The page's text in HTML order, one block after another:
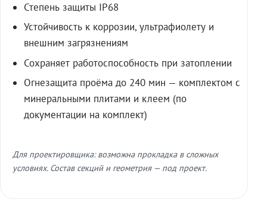
Степень защиты IP68
Устойчивость к коррозии, ультрафиолету и
внешним загрязнениям
Сохраняет работоспособность при затоплении
Огнезащита проёма до 240 мин — комплектом с
минеральными плитами и клеем (по
документации на комплект)
Для проектировщика: возможна прокладка в сложных
условиях. Состав секций и геометрия — под проект.